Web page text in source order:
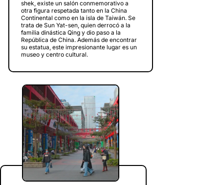
shek, existe un salón conmemorativo a
otra figura respetada tanto en la China
Continental como en la isla de Taiwán. Se
trata de Sun Yat-sen, quien derrocó a la
familia dinástica Qing y dio paso a la
República de China. Además de encontrar
su estatua, este impresionante lugar es un
museo y centro cultural.